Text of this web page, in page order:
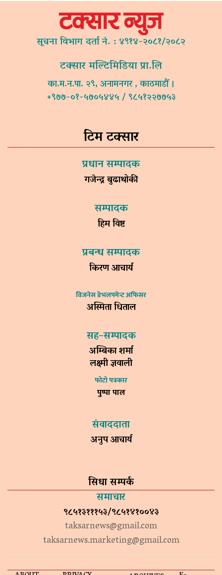
सूचना विभाग दर्ता नं. : ४९१४-२०८१/२०८२
टक्सार मल्टिमिडिया प्रा.लि
का.म.न.पा. २९, अनामनगर , काठमाडौं ।
+९७७-०१-५७०५४४५ / ९८५१२२७७५३
टिम टक्सार
प्रधान सम्पादक
गजेन्द्र बुढाथोकी
सम्पादक
हिम विष्ट
प्रबन्ध सम्पादक
किरण आचार्य
विजनेस डेभलपमेन्ट अफिसर
अस्मिता धिताल
सह–सम्पादक
अम्बिका शर्मा
लक्ष्मी ज्ञवाली
फोटो पत्रकार
पुष्पा पाल
संवाददाता
अनुप आचार्य
सिधा सम्पर्क
समाचार
९८५१३१११५३/९८५१४१००४३
taksarnews@gmail.com
taksarnews.marketing@gmail.com